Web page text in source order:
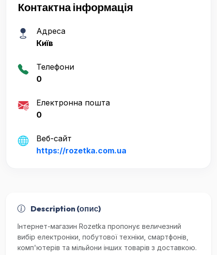
Контактна інформація
Адреса
Київ
Телефони
0
Електронна пошта
0
Веб-сайт
https://rozetka.com.ua
Description (опис)
Інтернет-магазин Rozetka пропонує величезний
вибір електроніки, побутової техніки, смартфонів,
комп'ютерів та мільйони інших товарів з доставкою.